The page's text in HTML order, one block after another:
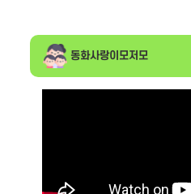
동화사랑이모저모